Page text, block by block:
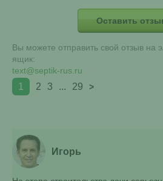
Вы можете отправить свой отзыв на
ящик:
text@septik-rus.ru
1 2 3 ... 29 >
Игорь